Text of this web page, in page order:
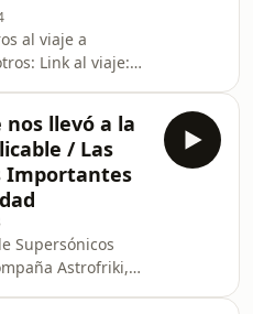
al viaje a
Link al viaje:
debes ir abajo y
&quot;Quiero
Poniendo tus
desde Pangea
Nos v
nos llevó a la
/ Las
Importantes
Supersónicos
Astrofriki,